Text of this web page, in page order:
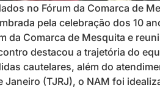
no Fórum da Comarca de
pela celebração dos 10
da Comarca de Mesquita e
destacou a trajetória do
cautelares, além do
(TJRJ), o NAM foi